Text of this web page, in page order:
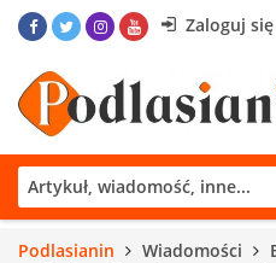
Zaloguj się
Podlasianin Wiadomości